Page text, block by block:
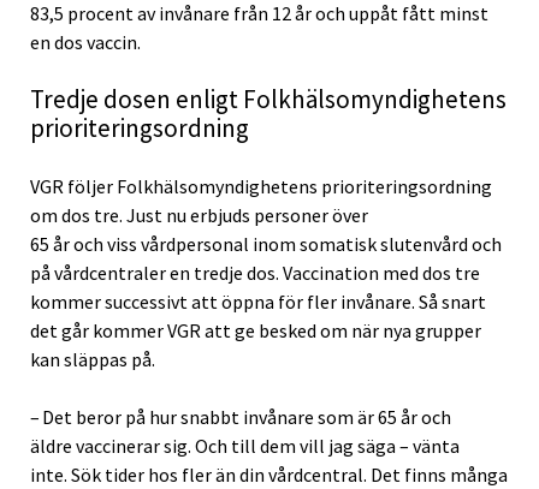
83,5 procent av invånare från 12 år och uppåt fått minst
en dos vaccin.
Tredje dosen enligt Folkhälsomyndighetens
prioriteringsordning
VGR följer Folkhälsomyndighetens prioriteringsordning
om dos tre. Just nu erbjuds personer över
65 år och viss vårdpersonal inom somatisk slutenvård och
på vårdcentraler en tredje dos. Vaccination med dos tre
kommer successivt att öppna för fler invånare. Så snart
det går kommer VGR att ge besked om när nya grupper
kan släppas på.
– Det beror på hur snabbt invånare som är 65 år och
äldre vaccinerar sig. Och till dem vill jag säga – vänta
inte. Sök tider hos fler än din vårdcentral. Det finns många